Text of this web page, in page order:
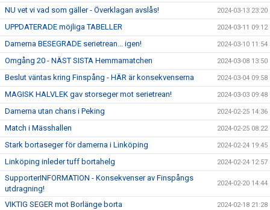
NU vet vi vad som gäller - Överklagan avslås! 2024-03-13 23:20
UPPDATERADE möjliga TABELLER 2024-03-11 09:12
Damerna BESEGRADE serietrean... igen! 2024-03-10 11:54
Omgång 20 - NÄST SISTA Hemmamatchen 2024-03-08 13:50
Beslut väntas kring Finspång - HÄR är konsekvenserna 2024-03-04 09:58
MAGISK HALVLEK gav storseger mot serietrean! 2024-03-03 09:48
Damerna utan chans i Peking 2024-02-25 14:36
Match i Mässhallen 2024-02-25 08:22
Stark bortaseger för damerna i Linköping 2024-02-24 19:45
Linköping inleder tuff bortahelg 2024-02-24 12:57
SupporterINFORMATION - Konsekvenser av Finspångs
utdragning!
2024-02-20 14:44
VIKTIG SEGER mot Borlänge borta 2024-02-18 21:28